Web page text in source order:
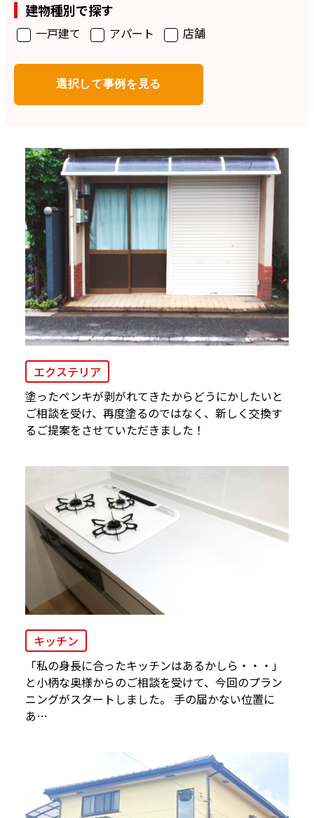
建物種別で探す
アパート
一戸建て 店舗
エクステリア
塗ったペンキが剥がれてきたからどうにかしたいと
ご相談を受け、再度塗るのではなく、新しく交換す
るご提案をさせていただきました！
キッチン
「私の身長に合ったキッチンはあるかしら・・・」
と小柄な奥様からのご相談を受けて、今回のプラン
ニングがスタートしました。 手の届かない位置に
あ…